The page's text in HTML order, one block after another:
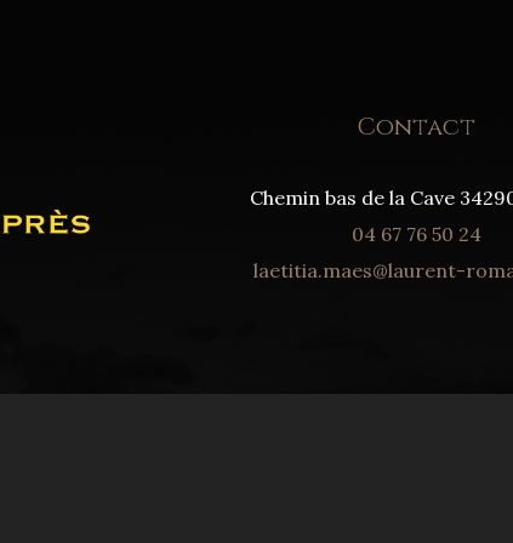
Contact
Chemin bas de la Cave
04 67 76 50 24
laetitia.maes@laurent-